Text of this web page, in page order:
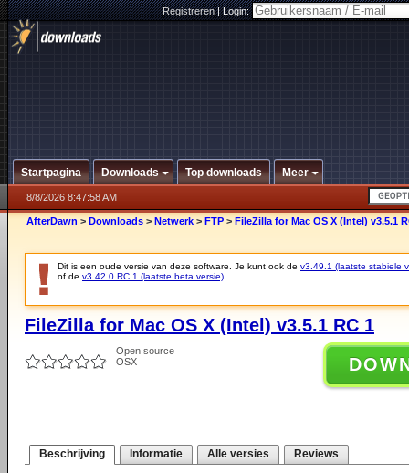
Registreren|Login:
Startpagina Downloads Top downloads Meer
8/8/2026 8:47:58 AM
AfterDawn > Downloads > Netwerk > FTP > FileZilla for Mac OS X (Intel) v3.5.1
Dit is een oude versie van deze software. Je kunt ook de v3.49.1 (laatste stabiele
of de v3.42.0 RC 1 (laatste beta versie)
FileZilla for Mac OS X (Intel) v3.5.1 RC 1
Open source
OSX
Beschrijving Informatie Alle versies Reviews